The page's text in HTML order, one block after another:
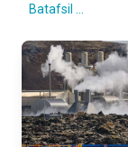
Batafsil ...